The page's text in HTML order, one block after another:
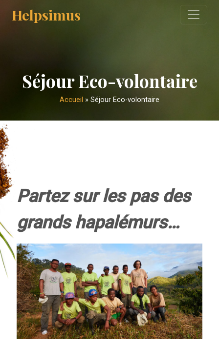
Helpsimus
Séjour Eco-volontaire
Accueil » Séjour Eco-volontaire
Partez sur les pas des
grands hapalémurs…